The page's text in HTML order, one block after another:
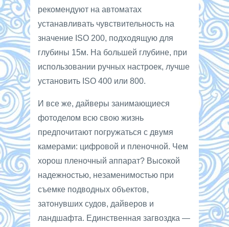
рекомендуют на автоматах
устанавливать чувствительность на
значение ISO 200, подходящую для
глубины 15м. На большей глубине, при
использовании ручных настроек, лучше
установить ISO 400 или 800.
И все же, дайверы занимающиеся
фотоделом всю свою жизнь
предпочитают погружаться с двумя
камерами: цифровой и пленочной. Чем
хорош пленочный аппарат? Высокой
надежностью, незаменимостью при
съемке подводных объектов,
затонувших судов, дайверов и
ландшафта. Единственная загвоздка —